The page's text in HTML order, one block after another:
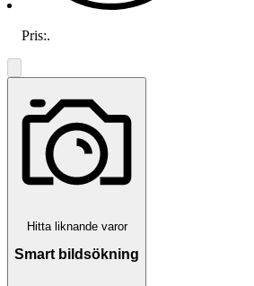
Pris:.
Hitta liknande varor
Smart bildsökning